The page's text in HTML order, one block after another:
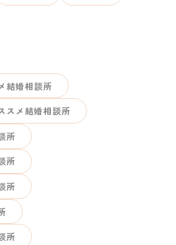
結婚相談所
スメ結婚相談所
所
所
所
所